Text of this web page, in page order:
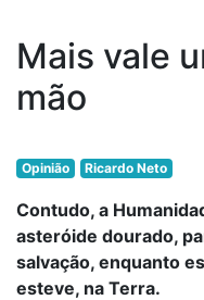
Mais vale
mão
Opinião Ricardo Neto
Contudo, a
asteróide dourado,
salvação, enquanto
esteve, na Terra.